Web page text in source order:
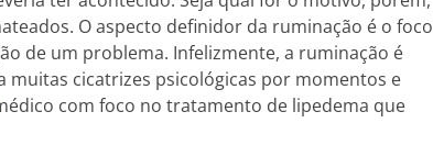
O aspecto definidor da ruminação é o foco
de um problema. Infelizmente, a ruminação é
cicatrizes psicológicas por momentos e
com foco no tratamento de lipedema que